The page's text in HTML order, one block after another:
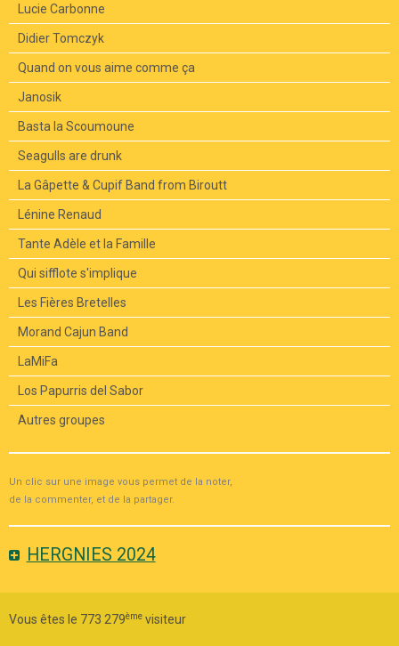
Lucie Carbonne
Didier Tomczyk
Quand on vous aime comme ça
Janosik
Basta la Scoumoune
Seagulls are drunk
La Gâpette & Cupif Band from Biroutt
Lénine Renaud
Tante Adèle et la Famille
Qui sifflote s'implique
Les Fières Bretelles
Morand Cajun Band
LaMiFa
Los Papurris del Sabor
Autres groupes
Un clic sur une image vous permet de la noter,
de la commenter, et de la partager.
HERGNIES 2024
Vous êtes le 773 279ème visiteur